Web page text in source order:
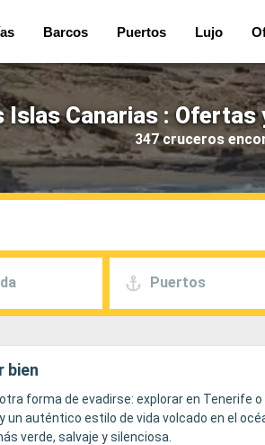
Barcos Puertos Lujo
Islas Canarias : Ofertas
347 cruceros
Puertos
bien
forma de evadirse: explorar en Tenerife
auténtico estilo de vida volcado en el
verde, salvaje y silenciosa.